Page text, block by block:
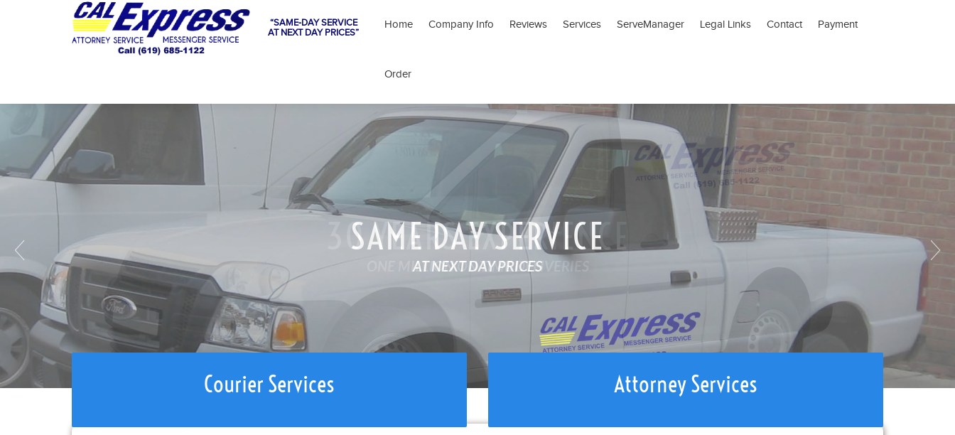
“SAME-DAY SERVICE
AT NEXT DAY PRICES”
Home Company Info Reviews Services ServeManager Legal Links Contact Payment
Order
SAME DAY SERVICE
AT NEXT DAY PRICES
Courier Services Attorney Services